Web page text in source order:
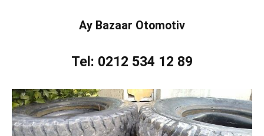
Ay Bazaar Otomotiv
Tel: 0212 534 12 89